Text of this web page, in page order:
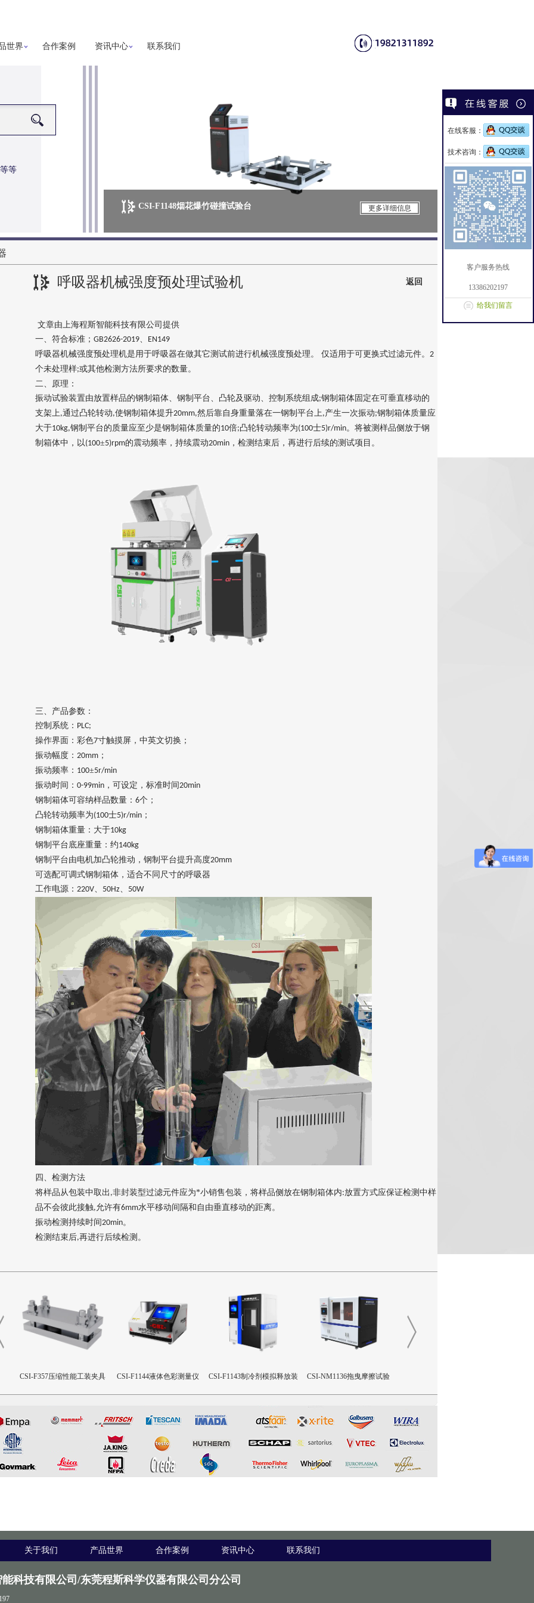
世界 合作案例 资讯中心 联系我们
等
CSI-F1148烟花爆竹碰撞试验台 更多详细信息 CSI-H286S高配
呼吸器机械强度预处理试验机 返回
文章由上海程斯智能科技有限公司提供
一、符合标准； GB2626-2019、 EN149
呼吸器机械强度预处理机是用于呼吸器在做其它测试前进行机械强度预处理。
仅适用于可更换式过滤元件。 2
个未处理样;或其他检测方法所要求的数量。
二、原理：
振动试验装置由放置样品的钢制箱体、钢制平台、凸轮及驱动、控制系统组成;钢制箱体固定在可垂直移动的
支架上,通过凸轮转动,使钢制箱体提升20mm,然后靠自身重量落在一钢制平台上,产生一次振动;钢制箱体质量应
大于10kg,钢制平台的质量应至少是钢制箱体质量的10倍;凸轮转动频率为(100士5)r/min。 将被测样品侧放于钢
制箱体中，以(100±5)rpm的震动频率，持续震动20min ，检测结束后，再进行后续的测试项目。
三、 产品参数：
控制系统： PLC;
操作界面：彩色7寸触摸屏，中英文切换；
振动幅度： 20mm ；
振动频率： 100±5r/min
振动时间： 0-99min ，可设定，标准时间20min
钢制箱体可容纳样品数量： 6个 ；
凸轮转动频率为(100士5)r/min ；
钢制箱体重量：大于10kg
钢制平台底座重量： 约140kg
钢制平台由电机加凸轮推动，钢制平台提升高度20mm
可选配可调式钢制箱体，适合不同尺寸的呼吸器
工作电源： 220V、 50Hz、 50W
四、 检测方法
将样品从包装中取出 ,非封装型过滤元件应为*小销售包装，将样品侧放在钢制箱体内:放置方式应保证检测中样
品不会彼此接触,允许有6mm水平移动间隔和自由垂直移动的距离。
振动检测持续时间20min。
检测结束后,再进行后续检测。
CSI-F1144液体色彩测量仪
CSI-F1143制冷剂模拟释放装
CSI-NM1136拖曳摩擦试验
CSI-X029-H5呼吸防护面罩
关于我们 产品世界 合作案例 资讯中心 联系我们
科技有限公司/东莞程斯科学仪器有限公司分公司
在线客服：
技术咨询：
客户服务热线
13386202197
给我们留言